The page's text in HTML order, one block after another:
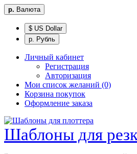
р. Валюта
$ US Dollar
р. Рубль
Личный кабинет
Регистрация
Авторизация
Мои список желаний (0)
Корзина покупок
Оформление заказа
Шаблоны для